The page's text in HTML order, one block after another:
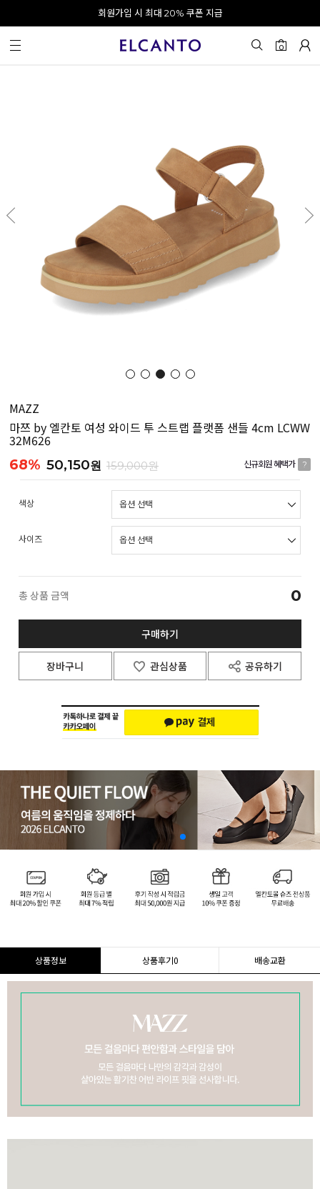
오전 10시 이전 결제 완료 시 오늘 출발!
회원가입 시 최대 20% 쿠폰 지급
0
MAZZ
마쯔 by 엘칸토 여성 와이드 투 스트랩 플랫폼 샌들 4cm LCWW
32M626
68% 50,150원 159,000원 신규회원 혜택가 ?
색상
사이즈
총 상품 금액 0
구매하기
장바구니 관심상품 공유하기
상품정보 상품후기0 배송교환